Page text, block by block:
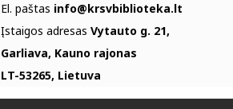
El. paštas info@krsvbiblioteka.lt
Įstaigos adresas Vytauto g. 21,
Garliava, Kauno rajonas
LT-53265, Lietuva